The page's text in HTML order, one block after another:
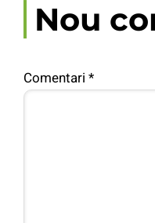
Nou
Comentari *